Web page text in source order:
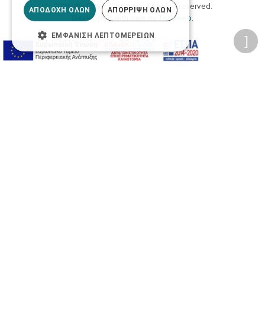
2026 © Δίγκας Γ. Ιατρικά. All rights reserved.
Developed with care by
Totalweb
ΑΠΟΔΟΧΉ ΌΛΩΝ ΑΠΌΡΡΙΨΗ ΌΛΩΝ
ΕΜΦΆΝΙΣΗ ΛΕΠΤΟΜΕΡΕΙΏΝ